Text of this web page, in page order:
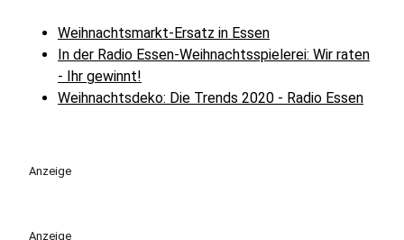
Weihnachtsmarkt-Ersatz in Essen
In der Radio Essen-Weihnachtsspielerei: Wir raten
- Ihr gewinnt!
Weihnachtsdeko: Die Trends 2020 - Radio Essen
Anzeige
Anzeige